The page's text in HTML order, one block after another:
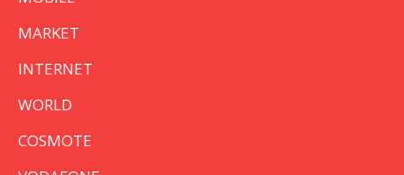
MARKET
INTERNET
WORLD
COSMOTE